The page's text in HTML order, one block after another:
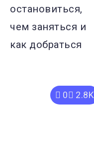
остановиться,
чем заняться и
как добраться
0 2.8K